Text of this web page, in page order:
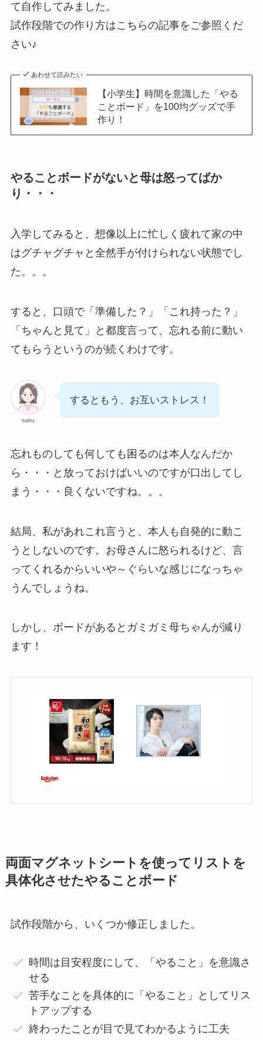
て自作してみました。
試作段階での作り方はこちらの記事をご参照くだ
さい♪
あわせて読みたい
【小学生】時間を意識した「やる
ことボード」を100均グッズで手
作り！
やることボードがないと母は怒ってばか
り・・・
入学してみると、想像以上に忙しく疲れて家の中
はグチャグチャと全然手が付けられない状態でし
た。。。
すると、口頭で「準備した？」「これ持った？」
「ちゃんと見て」と都度言って、忘れる前に動い
てもらうというのが続くわけです。
saku
するともう、お互いストレス！
忘れものしても何しても困るのは本人なんだか
ら・・・と放っておけばいいのですが口出してし
まう・・・良くないですね。。。
結局、私があれこれ言うと、本人も自発的に動こ
うとしないのです。お母さんに怒られるけど、言
ってくれるからいいや～ぐらいな感じになっちゃ
うんでしょうね。
しかし、ボードがあるとガミガミ母ちゃんが減り
ます！
両面マグネットシートを使ってリストを
具体化させたやることボード
試作段階から、いくつか修正しました。
時間は目安程度にして、「やること」を意識さ
せる
苦手なことを具体的に「やること」としてリス
トアップする
終わったことが目で見てわかるように工夫